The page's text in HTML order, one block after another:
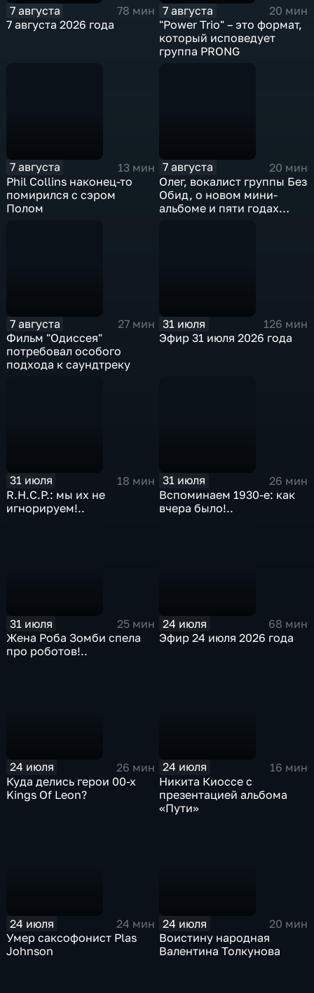
7 августа
78 мин
7 августа 2026 года
7 августа
20 мин
"Power Trio" – это формат,
который исповедует
группа PRONG
7 августа
13 мин
Phil Collins наконец-то
помирился с сэром
Полом
7 августа
20 мин
Олег, вокалист группы Без
Обид, о новом мини-
альбоме и пяти годах
7 августа
27 мин
Фильм "Одиссея"
потребовал особого
подхода к саундтреку
31 июля
126 мин
Эфир 31 июля 2026 года
31 июля
18 мин
R.H.C.P.: мы их не
игнорируем!..
31 июля
26 мин
Вспоминаем 1930-е: как
вчера было!..
31 июля
25 мин
Жена Роба Зомби спела
про роботов!..
24 июля
68 мин
Эфир 24 июля 2026 года
24 июля
26 мин
Куда делись герои 00-х
Kings Of Leon?
24 июля
16 мин
Никита Киоссе с
презентацией альбома
«Пути»
24 июля
24 мин
Умер саксофонист Plas
Johnson
24 июля
20 мин
Воистину народная
Валентина Толкунова